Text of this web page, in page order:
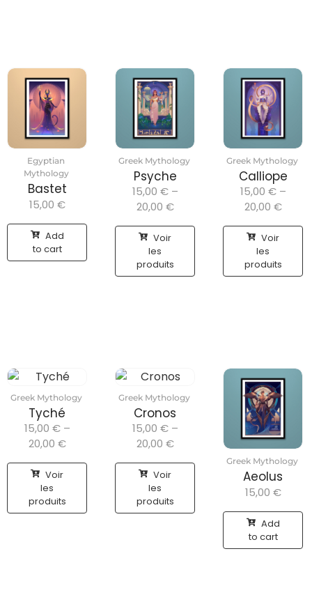
Egyptian
Mythology
Bastet
15,00 €
Add
to cart
Greek Mythology
Psyche
15,00 € –
20,00 €
Voir
les
produits
Greek Mythology
Calliope
15,00 € –
20,00 €
Voir
les
produits
Greek Mythology
Tyché
15,00 € –
20,00 €
Voir
les
produits
Greek Mythology
Cronos
15,00 € –
20,00 €
Voir
les
produits
Greek Mythology
Aeolus
15,00 €
Add
to cart